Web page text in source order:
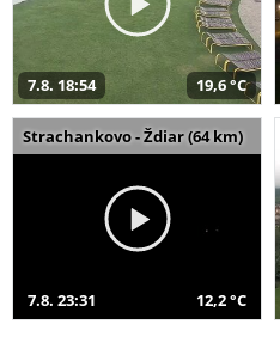
7.8. 18:54 19,6 °C
Strachankovo - Ždiar (64 km)
7.8. 23:31 12,2 °C